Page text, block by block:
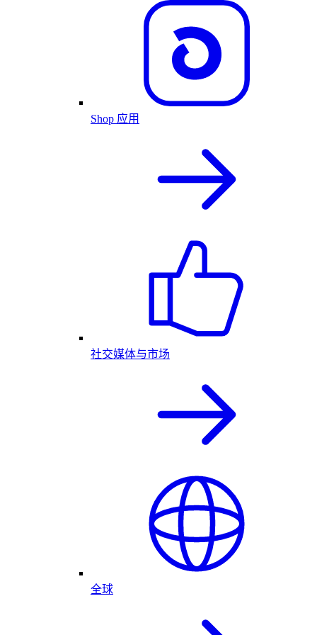
Shop 应用
社交媒体与市场
全球